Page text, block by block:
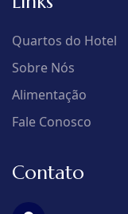
Quartos do Hotel
Sobre Nós
Alimentação
Fale Conosco
Contato